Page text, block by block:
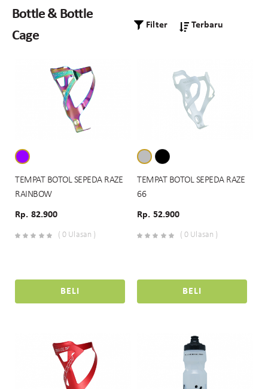
Bottle & Bottle
Cage
Filter
TEMPAT BOTOL SEPEDA RAZE
RAINBOW
Rp. 82.900
( 0 Ulasan )
BELI
TEMPAT BOTOL SEPEDA RAZE
66
Rp. 52.900
( 0 Ulasan )
BELI